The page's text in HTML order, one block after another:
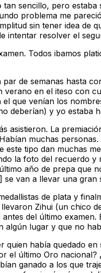
sencillo, pero
problema me
sin tener idea
intentar resolver el
Todos ibamos
de semanas hasta
en el iteso con
que venían los
deberían) y yo estaba
asistieron. La
muchas
este tipo dan muchas
la foto del recuerdo
año de prepa que
van a llevar una
de plata y
Zihui (un chico
del último
algún lugar y que no
quien había quedado
el último Oro
ganado a los que